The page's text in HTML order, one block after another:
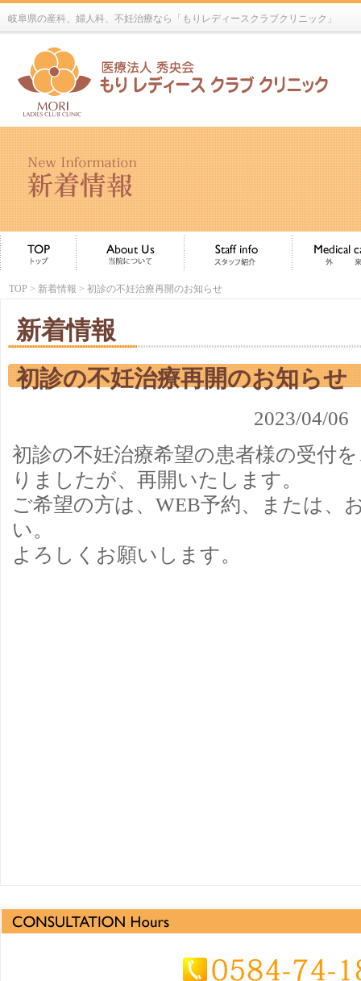
岐阜県の産科、婦人科、不妊治療なら「もりレディースクラブクリニック」
TOP > 新着情報 > 初診の不妊治療再開のお知らせ
新着情報
初診の不妊治療再開のお知らせ
2023/04/
初診の不妊治療希望の患者様の受付
りましたが、再開いたします。
ご希望の方は、WEB予約、または、
い。
よろしくお願いします。